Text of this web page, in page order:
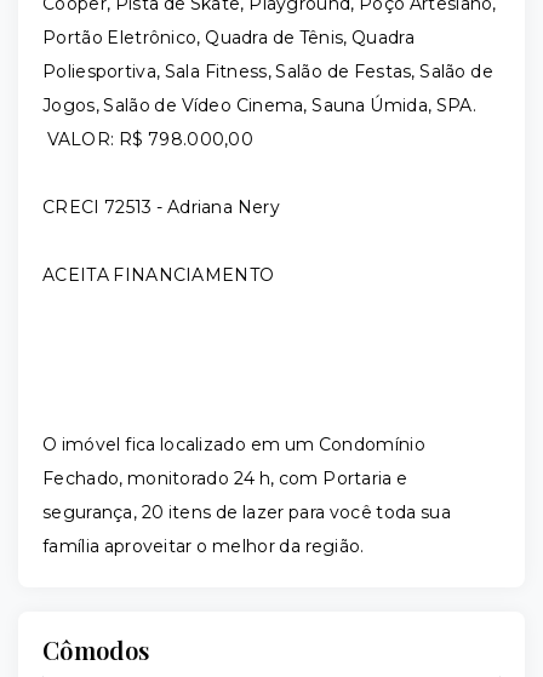
Portão Eletrônico, Quadra de Tênis, Quadra
Poliesportiva, Sala Fitness, Salão de Festas, Salão de
Jogos, Salão de Vídeo Cinema, Sauna Úmida, SPA.
VALOR: R$ 798.000,00
CRECI 72513 - Adriana Nery
ACEITA FINANCIAMENTO
O imóvel fica localizado em um Condomínio
Fechado, monitorado 24 h, com Portaria e
segurança, 20 itens de lazer para você toda sua
família aproveitar o melhor da região.
Cômodos